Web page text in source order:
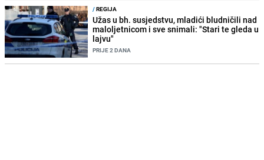
/REGIJA
Užas u bh. susjedstvu, mladići bludničili nad
maloljetnicom i sve snimali: "Stari te gleda u
lajvu"
PRIJE 2 DANA